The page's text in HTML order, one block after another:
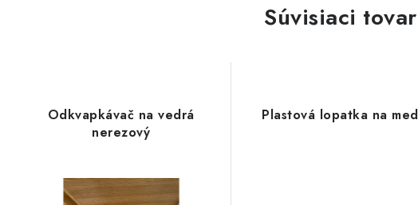
Súvisiaci tovar
Odkvapkávač na vedrá
nerezový
Plastová lopatka na med